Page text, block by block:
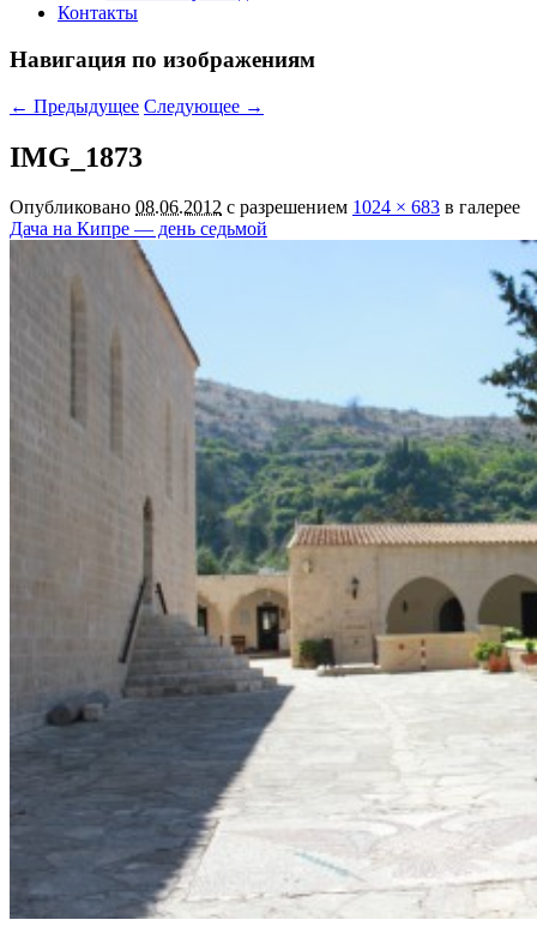
Контакты
Навигация по изображениям
← Предыдущее Следующее →
IMG_1873
Опубликовано 08.06.2012 с разрешением 1024 × 683 в галерее
Дача на Кипре — день седьмой